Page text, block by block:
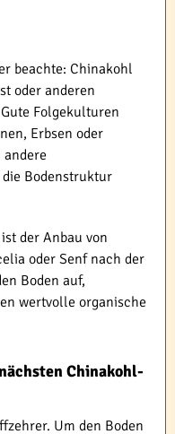
beachte: Chinakohl
oder anderen
Folgekulturen
Erbsen oder
andere
Bodenstruktur
der Anbau von
oder Senf nach der
Boden auf,
wertvolle organische
Chinakohl-
Um den Boden